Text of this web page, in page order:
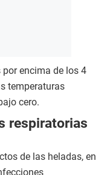
encima de los 4
temperaturas
cero.
respiratorias
de las heladas, en